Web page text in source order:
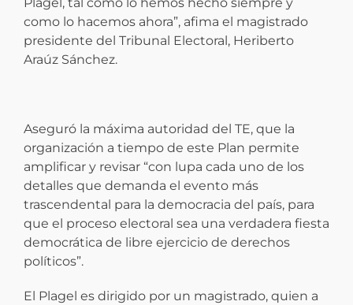
como lo hacemos ahora”, afima el magistrado
presidente del Tribunal Electoral, Heriberto
Araúz Sánchez.
Aseguró la máxima autoridad del TE, que la
organización a tiempo de este Plan permite
amplificar y revisar “con lupa cada uno de los
detalles que demanda el evento más
trascendental para la democracia del país, para
que el proceso electoral sea una verdadera fiesta
democrática de libre ejercicio de derechos
políticos”.
El Plagel es dirigido por un magistrado, quien a